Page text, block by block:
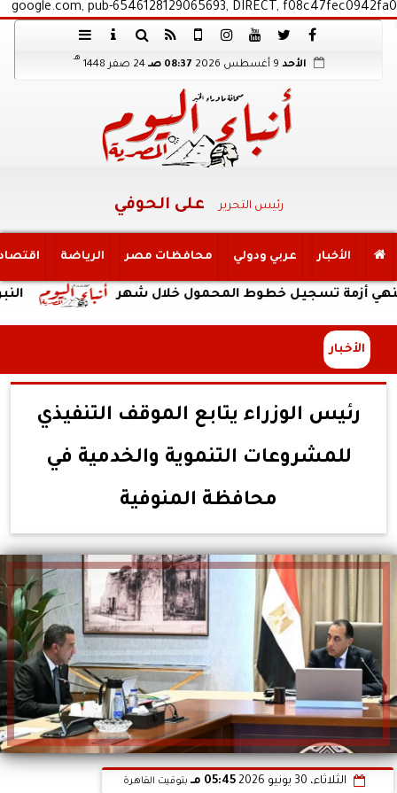
google.com, pub-6546128129065693, DIRECT, f08c47fec0942fa0
الأحد 08:37 صـ 24 صفر 1448
هـ
رئيس التحرير على الحوفي
الأخبار عربي ودولي محافظات مصر الرياضة
النبؤة تسجيل خطوط المحمول خلال شهر
الأخبار
رئيس الوزراء يتابع الموقف التنفيذي
للمشروعات التنموية والخدمية في
محافظة المنوفية
الثلاثاء، 30 يونيو 2026 05:45 مـ بتوقيت القاهرة